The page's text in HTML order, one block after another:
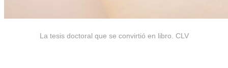
La tesis doctoral que se convirtió en libro. CLV